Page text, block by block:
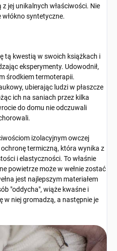
jej unikalnych właściwości. Nie
włókno syntetyczne.
tą kwestią w swoich książkach i
eksperymenty. Udowodnił,
środkiem termoterapii.
ubierając ludzi w płaszcze
ich na saniach przez kilka
do domu nie odczuwali
izolacyjnym owczej
termiczną, która wynika z
i elastyczności. To właśnie
powietrze może w wełnie zostać
jest najlepszym materiałem
"oddycha", wiąże kwaśne i
w niej gromadzą, a następnie je